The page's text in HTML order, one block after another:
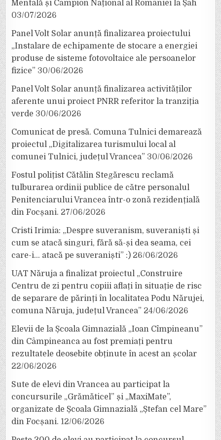
Mentală și Campion Național al României la Șah
03/07/2026
Panel Volt Solar anunță finalizarea proiectului
„Instalare de echipamente de stocare a energiei
produse de sisteme fotovoltaice ale persoanelor
fizice” 30/06/2026
Panel Volt Solar anunță finalizarea activităților
aferente unui proiect PNRR referitor la tranziția
verde 30/06/2026
Comunicat de presă. Comuna Tulnici demarează
proiectul „Digitalizarea turismului local al
comunei Tulnici, județul Vrancea” 30/06/2026
Fostul polițist Cătălin Stegărescu reclamă
tulburarea ordinii publice de către personalul
Penitenciarului Vrancea într-o zonă rezidențială
din Focșani. 27/06/2026
Cristi Irimia: „Despre suveranism, suveraniști și
cum se atacă singuri, fără să-și dea seama, cei
care-i… atacă pe suveraniști” :) 26/06/2026
UAT Năruja a finalizat proiectul „Construire
Centru de zi pentru copiii aflați în situație de risc
de separare de părinți în localitatea Podu Nărujei,
comuna Năruja, județul Vrancea” 24/06/2026
Elevii de la Școala Gimnazială „Ioan Cîmpineanu”
din Câmpineanca au fost premiați pentru
rezultatele deosebite obținute în acest an școlar
22/06/2026
Sute de elevi din Vrancea au participat la
concursurile „Grămăticel” și „MaxiMate”,
organizate de Școala Gimnazială „Ștefan cel Mare”
din Focșani. 12/06/2026